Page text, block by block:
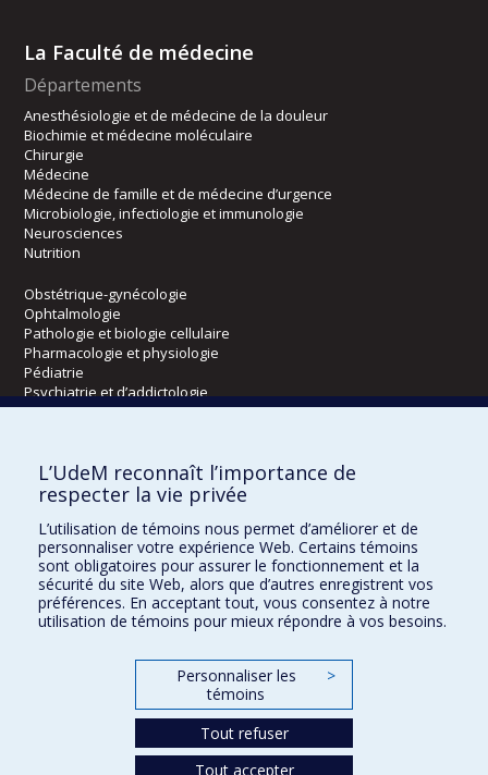
La Faculté de médecine
Départements
Anesthésiologie et de médecine de la douleur
Biochimie et médecine moléculaire
Chirurgie
Médecine
Médecine de famille et de médecine d’urgence
Microbiologie, infectiologie et immunologie
Neurosciences
Nutrition
Obstétrique-gynécologie
Ophtalmologie
Pathologie et biologie cellulaire
Pharmacologie et physiologie
Pédiatrie
Psychiatrie et d’addictologie
Radiologie, radio-oncologie et médecine nucléaire
Écoles
Orthophonie et audiologie
Réadaptation
Directions
L’UdeM reconnaît l’importance de
respecter la vie privée
L’utilisation de témoins nous permet d’améliorer et de
personnaliser votre expérience Web. Certains témoins
sont obligatoires pour assurer le fonctionnement et la
sécurité du site Web, alors que d’autres enregistrent vos
préférences. En acceptant tout, vous consentez à notre
utilisation de témoins pour mieux répondre à vos besoins.
Personnaliser les
témoins
>
Tout refuser
Tout accepter